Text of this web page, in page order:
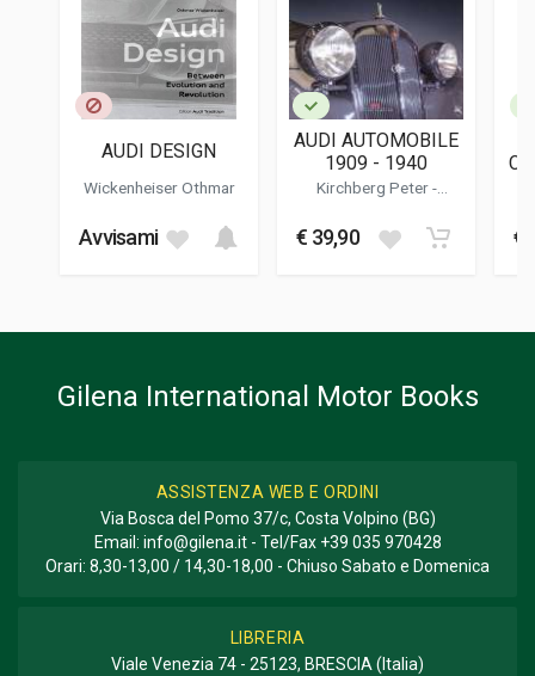
LINGUA DEL TESTO
Tedesco
DATA DI STAMPA
25 x 29 x 2 cm
AUDI DESIGN
Wickenheiser Othmar
Avvisami
AUDI AUTOMOBILE
1909 - 1940
Kirchberg Peter-
€ 39,90 €
Gilena International Motor Books
ASSISTENZA WEB E ORDINI
Via Bosca del Pomo 37/c, Costa Volpino (BG)
Email: info@gilena.it- Tel/Fax +39 035 970428
Orari: 8,30-13,00 / 14,30-18,00 - Chiuso Sabato e Domenica
LIBRERIA
Viale Venezia 74 - 25123, BRESCIA (Italia)